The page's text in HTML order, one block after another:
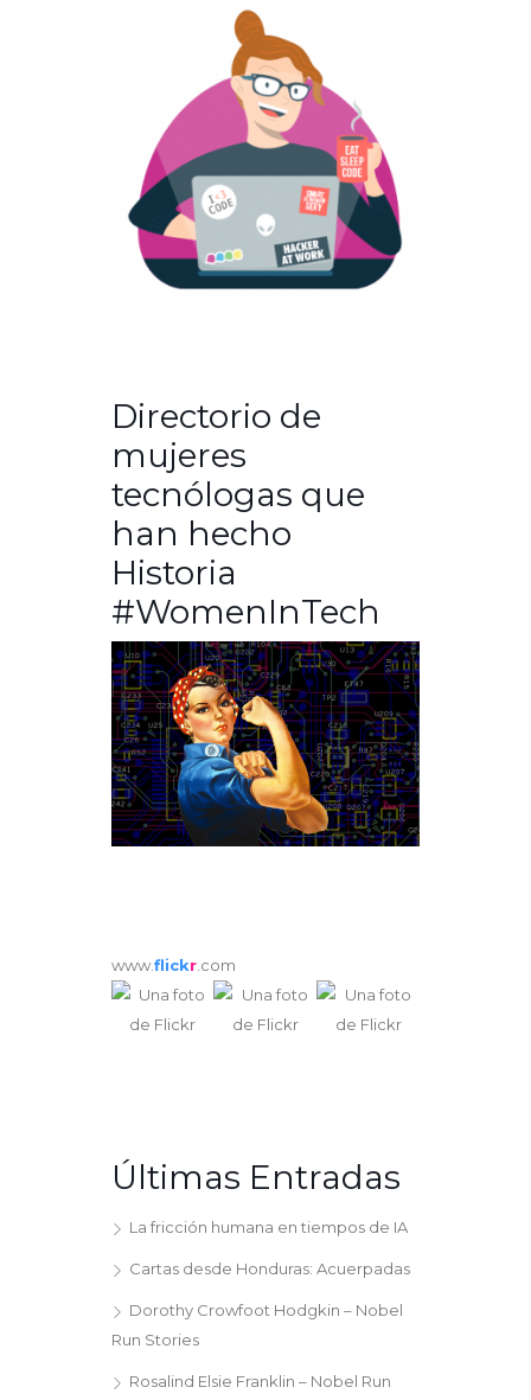
Directorio de
mujeres
tecnólogas que
han hecho
Historia
#WomenInTech
www.flickr .com
Últimas Entradas
La fricción humana en tiempos de IA
Cartas desde Honduras: Acuerpadas
Dorothy Crowfoot Hodgkin – Nobel
Run Stories
Rosalind Elsie Franklin – Nobel Run